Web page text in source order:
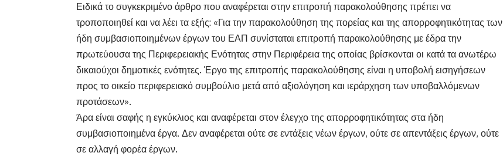
Ειδικά το συγκεκριμένο άρθρο που αναφέρεται στην επιτροπή παρακολούθησης πρέπει να
τροποποιηθεί και να λέει τα εξής: «Για την παρακολούθηση της πορείας και της απορροφητικότητας των
ήδη συμβασιοποιημένων έργων του ΕΑΠ συνίσταται επιτροπή παρακολούθησης με έδρα την
πρωτεύουσα της Περιφερειακής Ενότητας στην Περιφέρεια της οποίας βρίσκονται οι κατά τα ανωτέρω
δικαιούχοι δημοτικές ενότητες. Έργο της επιτροπής παρακολούθησης είναι η υποβολή εισηγήσεων
προς το οικείο περιφερειακό συμβούλιο μετά από αξιολόγηση και ιεράρχηση των υποβαλλόμενων
προτάσεων».
Άρα είναι σαφής η εγκύκλιος και αναφέρεται στον έλεγχο της απορροφητικότητας στα ήδη
συμβασιοποιημένα έργα. Δεν αναφέρεται ούτε σε εντάξεις νέων έργων, ούτε σε απεντάξεις έργων, ούτε
σε αλλαγή φορέα έργων.